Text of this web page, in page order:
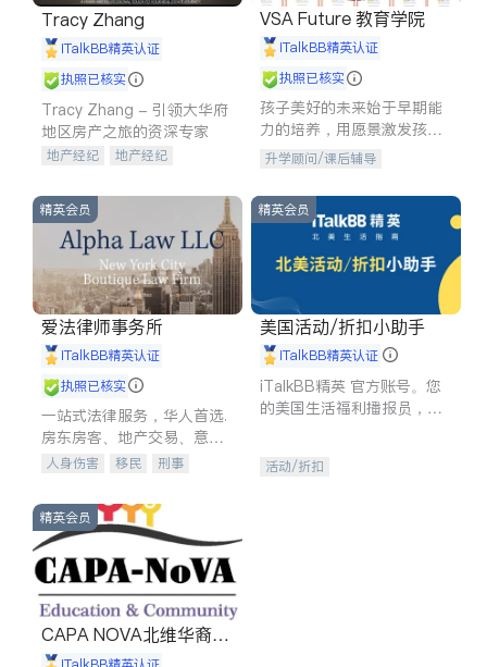
Tracy Zhang
iTalkBB精英认证
执照已核实
Tracy Zhang - 引领大华府
地区房产之旅的资深专家
地产经纪
地产经纪
商铺租售
VSA Future 教育学院
iTalkBB精英认证
执照已核实
孩子美好的未来始于早期能
力的培养，用愿景激发孩子
的学习潜力和动力。理念：
石。
升学顾问/课后辅导
精英会员
爱法律师事务所
iTalkBB精英认证
执照已核实
一站式法律服务，华人首选.
房东房客、地产交易、意外
伤害、车祸重伤、商业诉
建筑合同、刑事案件全包办
人身伤害 移民
刑事
信托/遗嘱
商业
索赔
律师-其它 保释
精英会员
美国活动/折扣小助手
iTalkBB精英认证
iTalkBB精英 官方账号。您
的美国生活福利播报员，精
专属福利。
活动/折扣
精英会员
CAPA NOVA北维华裔家
长会